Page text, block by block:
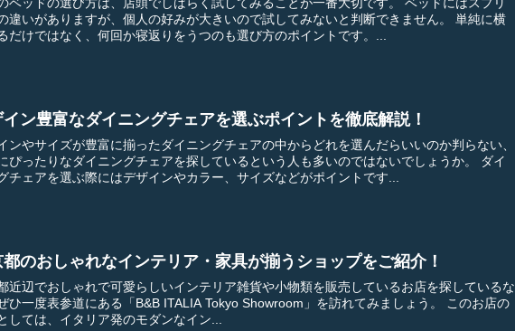
ッドの選び方は、店頭でしばらく試してみることが一番大切です。 ベッドにはスプリ
違いがありますが、個人の好みが大きいので試してみないと判断できません。 単純に横
だけではなく、何回か寝返りをうつのも選び方のポイントです。...
イン豊富なダイニングチェアを選ぶポイントを徹底解説！
ンやサイズが豊富に揃ったダイニングチェアの中からどれを選んだらいいのか判らない、
ぴったりなダイニングチェアを探しているという人も多いのではないでしょうか。 ダイ
チェアを選ぶ際にはデザインやカラー、サイズなどがポイントです...
都のおしゃれなインテリア・家具が揃うショップをご紹介！
近辺でおしゃれで可愛らしいインテリア雑貨や小物類を販売しているお店を探しているな
ひ一度表参道にある「B&B ITALIA Tokyo Showroom」を訪れてみましょう。 このお店の
しては、イタリア発のモダンなイン...